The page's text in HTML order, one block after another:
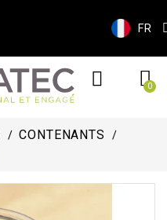
FR
CONTENANTS